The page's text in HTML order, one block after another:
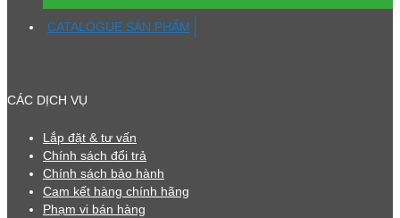
CATALOGUE SẢN PHẨM
CÁC DỊCH VỤ
Lắp đặt & tư vấn
Chính sách đổi trả
Chính sách bảo hành
Cam kết hàng chính hãng
Phạm vi bán hàng